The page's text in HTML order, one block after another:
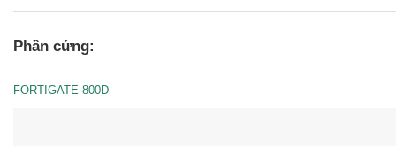
Phần cứng:
FORTIGATE 800D